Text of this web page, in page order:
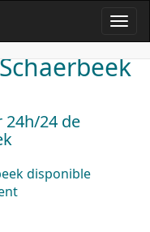
24h/24 de
disponible